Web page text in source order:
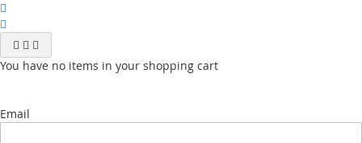
You have no items in your shopping cart
Email